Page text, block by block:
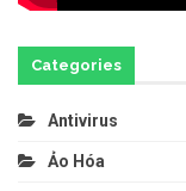
Categories
Antivirus
Ảo Hóa